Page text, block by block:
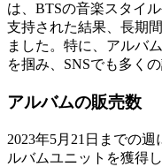
は、BTSの音楽スタイ
支持された結果、長期
ました。特に、アルバ
を掴み、SNSでも多く
アルバムの販売数
2023年5月21日までの
ルバムユニットを獲得